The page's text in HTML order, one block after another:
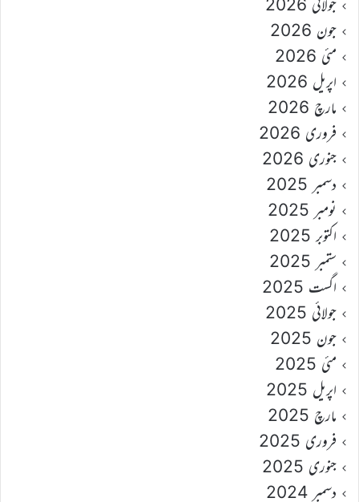
جولائی 2026
جون 2026
مئی 2026
اپریل 2026
مارچ 2026
فروری 2026
جنوری 2026
دسمبر 2025
نومبر 2025
اکتوبر 2025
ستمبر 2025
اگست 2025
جولائی 2025
جون 2025
مئی 2025
اپریل 2025
مارچ 2025
فروری 2025
جنوری 2025
دسمبر 2024